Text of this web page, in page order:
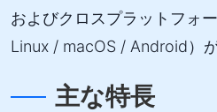
およびクロスプラットフォ
Linux / macOS / Android）
主な特長